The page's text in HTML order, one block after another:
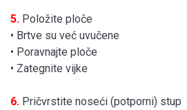
5. Položite ploče
• Brtve su već uvučene
• Poravnajte ploče
• Zategnite vijke
6. Pričvrstite noseći (potporni) stup